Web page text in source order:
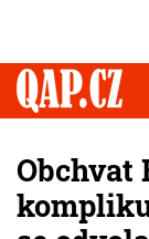
Obchvat